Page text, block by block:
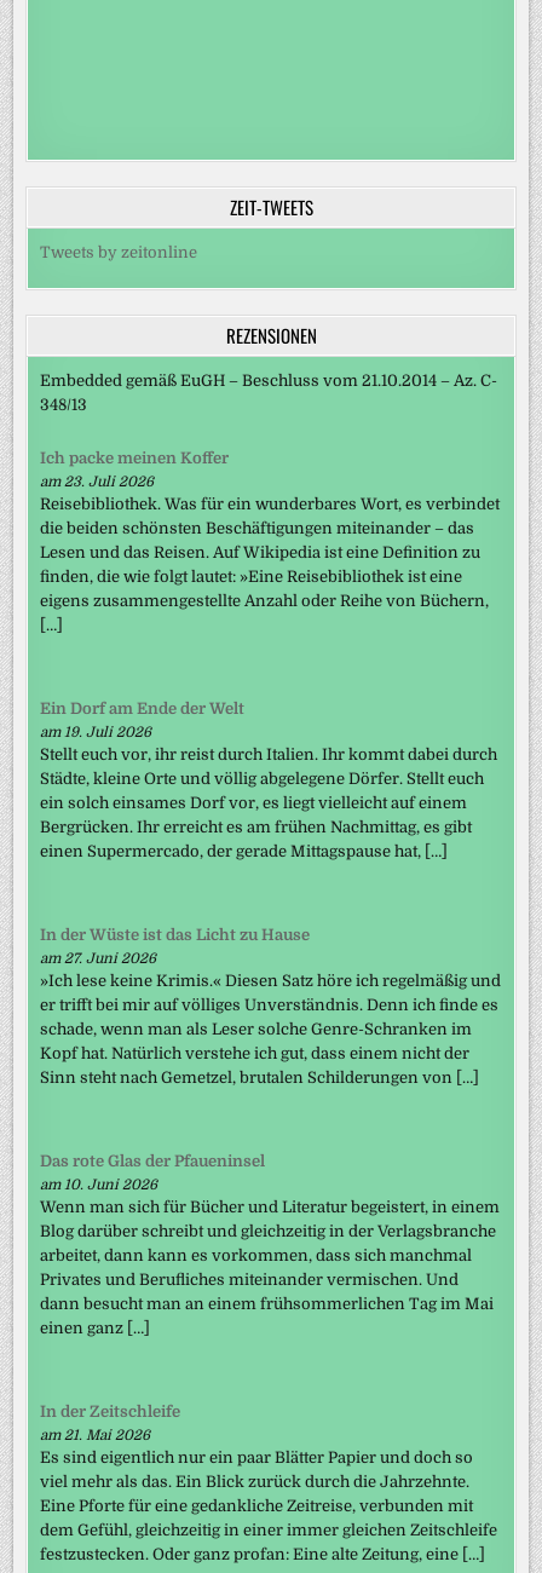
ZEIT-TWEETS
Tweets by zeitonline
REZENSIONEN
Embedded gemäß EuGH – Beschluss vom 21.10.2014 – Az. C-
348/13
Ich packe meinen Koffer
am 23. Juli 2026
Reisebibliothek. Was für ein wunderbares Wort, es verbindet
die beiden schönsten Beschäftigungen miteinander – das
Lesen und das Reisen. Auf Wikipedia ist eine Definition zu
finden, die wie folgt lautet: »Eine Reisebibliothek ist eine
eigens zusammengestellte Anzahl oder Reihe von Büchern,
[…]
Ein Dorf am Ende der Welt
am 19. Juli 2026
Stellt euch vor, ihr reist durch Italien. Ihr kommt dabei durch
Städte, kleine Orte und völlig abgelegene Dörfer. Stellt euch
ein solch einsames Dorf vor, es liegt vielleicht auf einem
Bergrücken. Ihr erreicht es am frühen Nachmittag, es gibt
einen Supermercado, der gerade Mittagspause hat, […]
In der Wüste ist das Licht zu Hause
am 27. Juni 2026
»Ich lese keine Krimis.« Diesen Satz höre ich regelmäßig und
er trifft bei mir auf völliges Unverständnis. Denn ich finde es
schade, wenn man als Leser solche Genre-Schranken im
Kopf hat. Natürlich verstehe ich gut, dass einem nicht der
Sinn steht nach Gemetzel, brutalen Schilderungen von […]
Das rote Glas der Pfaueninsel
am 10. Juni 2026
Wenn man sich für Bücher und Literatur begeistert, in einem
Blog darüber schreibt und gleichzeitig in der Verlagsbranche
arbeitet, dann kann es vorkommen, dass sich manchmal
Privates und Berufliches miteinander vermischen. Und
dann besucht man an einem frühsommerlichen Tag im Mai
einen ganz […]
In der Zeitschleife
am 21. Mai 2026
Es sind eigentlich nur ein paar Blätter Papier und doch so
viel mehr als das. Ein Blick zurück durch die Jahrzehnte.
Eine Pforte für eine gedankliche Zeitreise, verbunden mit
dem Gefühl, gleichzeitig in einer immer gleichen Zeitschleife
festzustecken. Oder ganz profan: Eine alte Zeitung, eine […]